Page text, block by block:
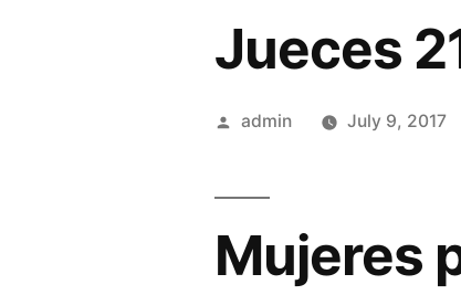
Jueces
Posted
admin July 9, 2017
Mujeres